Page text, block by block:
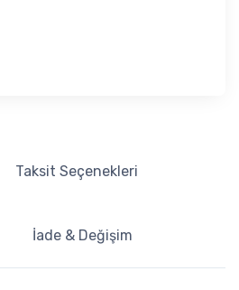
Taksit Seçenekleri
İade & Değişim